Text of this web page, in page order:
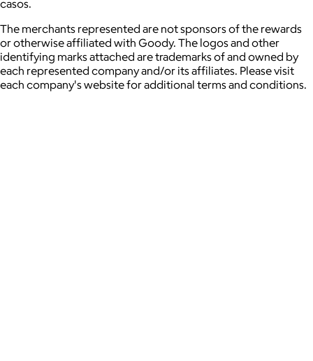
casos.
The merchants represented are not sponsors of the rewards
or otherwise affiliated with Goody. The logos and other
identifying marks attached are trademarks of and owned by
each represented company and/or its affiliates. Please visit
each company's website for additional terms and conditions.